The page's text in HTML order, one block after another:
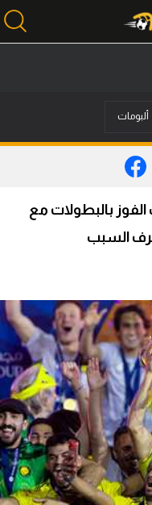
ألبومات
بالبطولات مع
السبب